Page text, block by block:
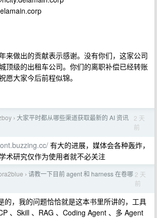
来做出的贡献表示感谢。没有你们，这家公司
顶级的出租车公司。你们的离职补偿已经转账
愿大家今后前程似锦。
› 大家平时都从哪些渠道获取最新的 AI 资讯
2 天
前
有大的进展，媒体会各种轰炸，
术研究仅作为使用者就不必关注
› 请教一下目前 agent 和 harness 在卷哪 2 天
前
的，我的问题恰恰就是这本书里所讲的，工具
、Skill 、RAG 、Coding Agent 、多 Agent